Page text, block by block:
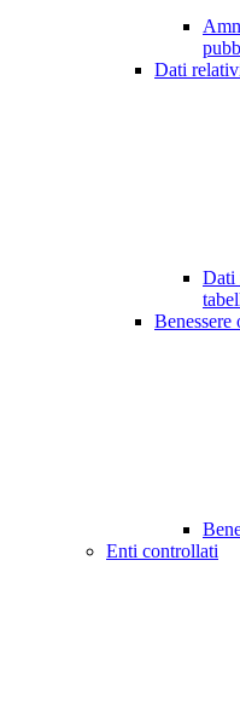
Dati
Dati
Benessere
Enti controllati